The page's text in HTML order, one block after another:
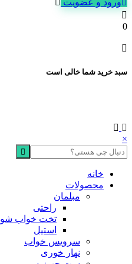
ورود و عضویت
0
سبد خرید شما خالی است
×
خانه
محصولات
مبلمان
راحتی
تخت خواب شو
استیل
سرویس خواب
نهار خوری